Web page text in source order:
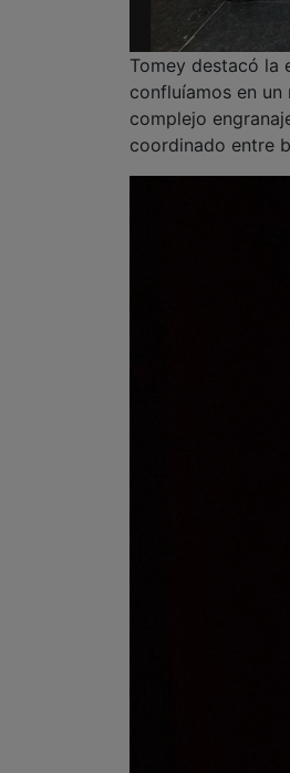
Tomey destacó la
confluíamos en
complejo
coordinado entre